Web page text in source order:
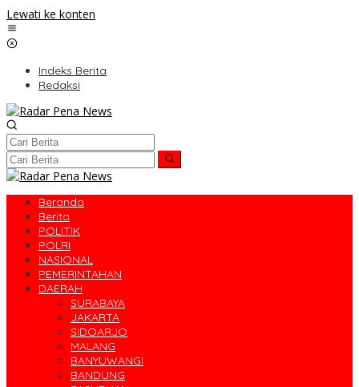
Lewati ke konten
Indeks Berita
Redaksi
Beranda
Berita
POLITIK
POLRI
NASIONAL
PEMERINTAHAN
DAERAH
SURABAYA
JAKARTA
SIDOARJO
MALANG
BANYUWANGI
BANDUNG